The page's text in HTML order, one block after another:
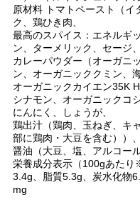
原材料 トマトペースト（
ク、鶏ひき肉、
最高のスパイス：エネルギ
ン、ターメリック、セージ
カレーパウダー（オーガニ
ン、オーガニッククミン、
オーガニックカイエン35K
シナモン、オーガニックコ
にんにく、しょうが、
鶏出汁（鶏肉、玉ねぎ、キ
部に鶏肉・大豆を含む））、
醤油（大豆、塩、アルコー
栄養成分表示（100gあた
3.4g、脂質5.3g、炭水化物
mg